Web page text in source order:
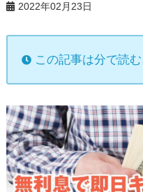
2022年02月23日
この記事は分で読む